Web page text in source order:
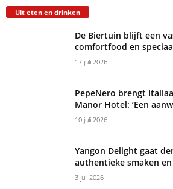
Uit eten en drinken
De Biertuin blijft een
comfortfood en
17 juli 2026
PepeNero brengt
Manor Hotel: ‘Een
10 juli 2026
Yangon Delight gaat
authentieke smaken
3 juli 2026